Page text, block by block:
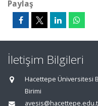
Paylaş
İletişim Bilgileri
Hacettepe Üniversitesi
Birimi